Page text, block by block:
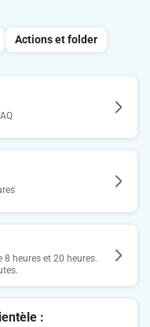
Actions et folder
heures et 20 heures.
: